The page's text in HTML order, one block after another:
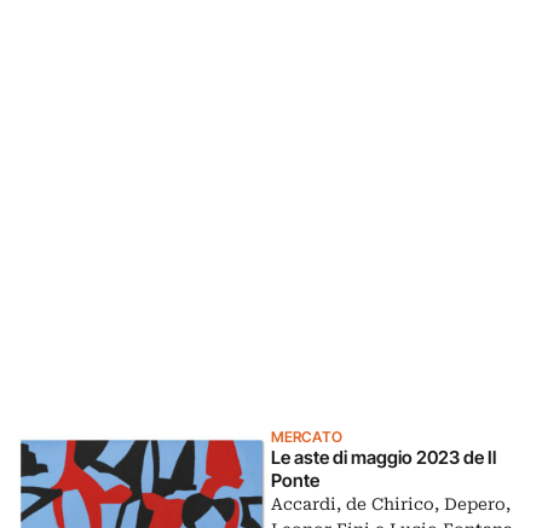
MERCATO
Le aste di maggio 2023 de Il
Ponte
Accardi, de Chirico, Depero,